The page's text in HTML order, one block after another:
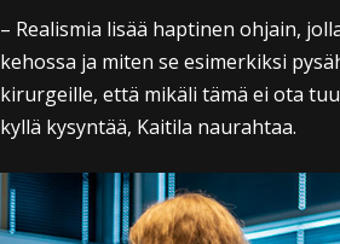
– Realismia lisää haptinen ohjain,
kehossa ja miten se esimerkiksi
kirurgeille, että mikäli tämä ei ota
kyllä kysyntää, Kaitila naurahtaa.